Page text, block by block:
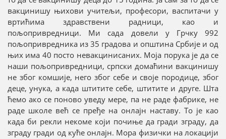
вакцинишу њихови учитељи, професори, васпитачи у
вртићима здравствени радници, као и
пољопривредници. Ми сада довели у Грчку 992
пољопривредника из 35 градова и општина Србије и од
њих има 40 посто невакцинисаних. Моја порука је да се
наши пољопривредници, српски домаћини вакцинишу
не због комшије, него због себе и своје породице, због
деце, унука, а када штитите себе, штитите и друге. Шта
ћемо ако се поново уведу мере, па не раде фабрике, не
раде школе већ се пређе на онлајн наставу. То је као
када би рекли некоме који почиње да гради зграду, да
зграду гради од куће онлајн. Мора физички на локацији